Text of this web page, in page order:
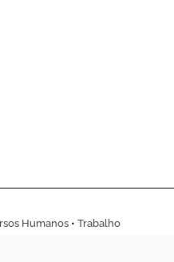
Humanos •Trabalho